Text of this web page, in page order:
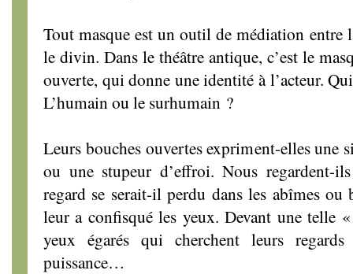
Tout masque est un outil de médiation entre
le divin. Dans le théâtre antique, c’est le
ouverte, qui donne une identité à l’acteur.
L’humain ou le surhumain ?
Leurs bouches ouvertes expriment-elles une
ou une stupeur d’effroi. Nous regardent-
regard se serait-il perdu dans les abîmes
leur a confisqué les yeux. Devant une telle
yeux égarés qui cherchent leurs regards
puissance…